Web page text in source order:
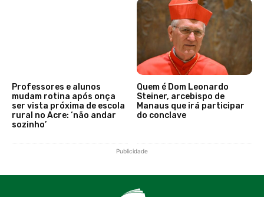
Professores e alunos
mudam rotina após onça
ser vista próxima de escola
rural no Acre: ‘não andar
sozinho’
Quem é Dom Leonardo
Steiner, arcebispo de
Manaus que irá participar
do conclave
Publicidade